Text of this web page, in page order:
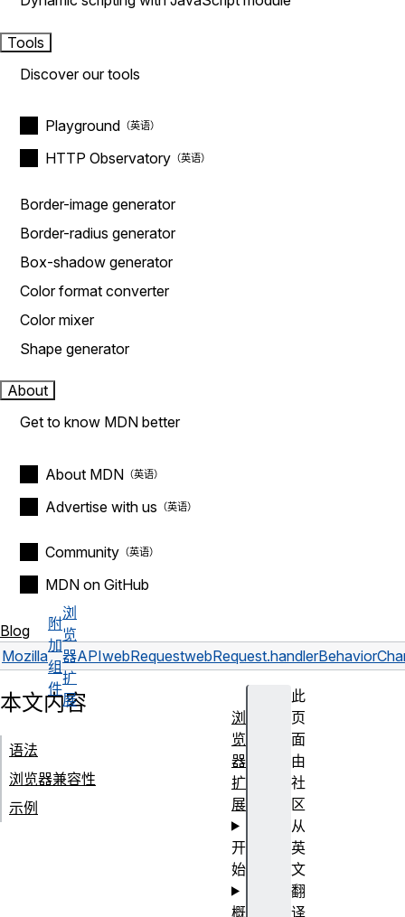
Tools
Discover our tools
Playground
HTTP Observatory
Border-image generator
Border-radius generator
Box-shadow generator
Color format converter
Color mixer
Shape generator
About
Get to know MDN better
About MDN
Advertise with us
Community
MDN on GitHub
Blog
Mozilla
附
加
组
件
浏
览
器
扩
展
APIwebRequest
此
页
面
由
社
区
从
英
文
翻
译
本文内容
语法
浏览器兼容性
示例
浏
览
器
扩
展
开
始
概